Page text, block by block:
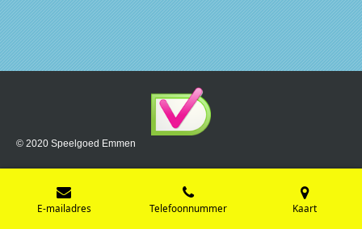
© 2020 Speelgoed Emmen
E-mailadres Telefoonnummer Kaart